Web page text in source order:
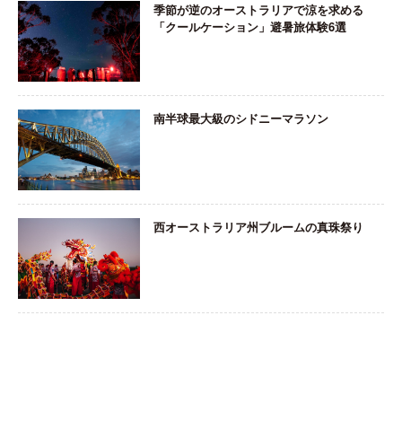
季節が逆のオーストラリアで涼を求める
「クールケーション」避暑旅体験6選
南半球最大級のシドニーマラソン
西オーストラリア州ブルームの真珠祭り